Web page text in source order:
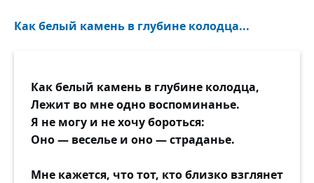
Как белый камень в глубине колодца...
Как белый камень в глубине колодца,
Лежит во мне одно воспоминанье.
Я не могу и не хочу бороться:
Оно — веселье и оно — страданье.
Мне кажется, что тот, кто близко взглянет